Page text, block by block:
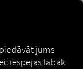
jums
iespējas labāk